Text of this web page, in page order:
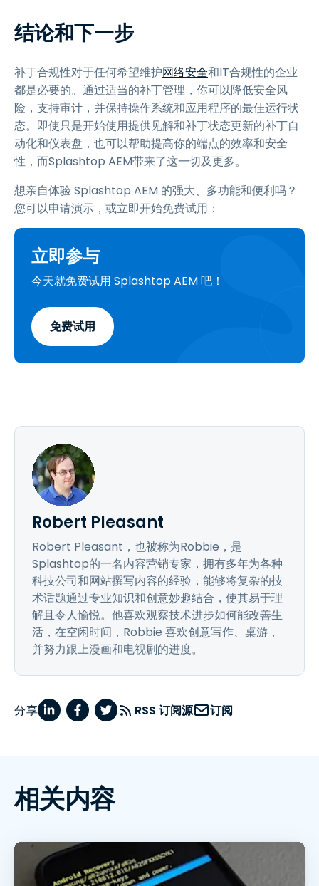
结论和下一步
补丁合规性对于任何希望维护网络安全和IT合规性的企业
都是必要的。通过适当的补丁管理，你可以降低安全风
险，支持审计，并保持操作系统和应用程序的最佳运行状
态。即使只是开始使用提供见解和补丁状态更新的补丁自
动化和仪表盘，也可以帮助提高你的端点的效率和安全
性，而Splashtop AEM带来了这一切及更多。
想亲自体验 Splashtop AEM 的强大、多功能和便利吗？
您可以申请演示，或立即开始免费试用：
立即参与
今天就免费试用 Splashtop AEM 吧！
免费试用
Robert Pleasant
Robert Pleasant，也被称为Robbie，是
Splashtop的一名内容营销专家，拥有多年为各种
科技公司和网站撰写内容的经验，能够将复杂的技
术话题通过专业知识和创意妙趣结合，使其易于理
解且令人愉悦。他喜欢观察技术进步如何能改善生
活，在空闲时间，Robbie 喜欢创意写作、桌游，
并努力跟上漫画和电视剧的进度。
分享 RSS 订阅源 订阅
相关内容